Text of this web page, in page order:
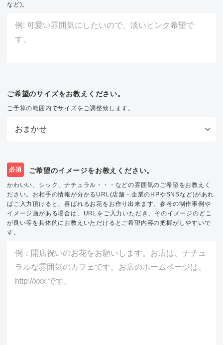
など)。
ご希望のサイズをお教えください。
ご予算の範囲内でサイズをご調整致します。
必須 ご希望のイメージをお教えください。
かわいい、シック、ナチュラル・・・などの雰囲気のご希望をお教えく
ださい。お相手の情報が分かるURL(店舗・企業のHPやSNSなど)があれ
ばご入力頂けると、喜ばれるお花をお作り出来ます。参考の制作事例や
イメージ画がある場合は、URLをご入力いただき、そのイメージのどこ
が良い等を具体的にお教えいただけるとご希望内容の把握がしやすいで
す。